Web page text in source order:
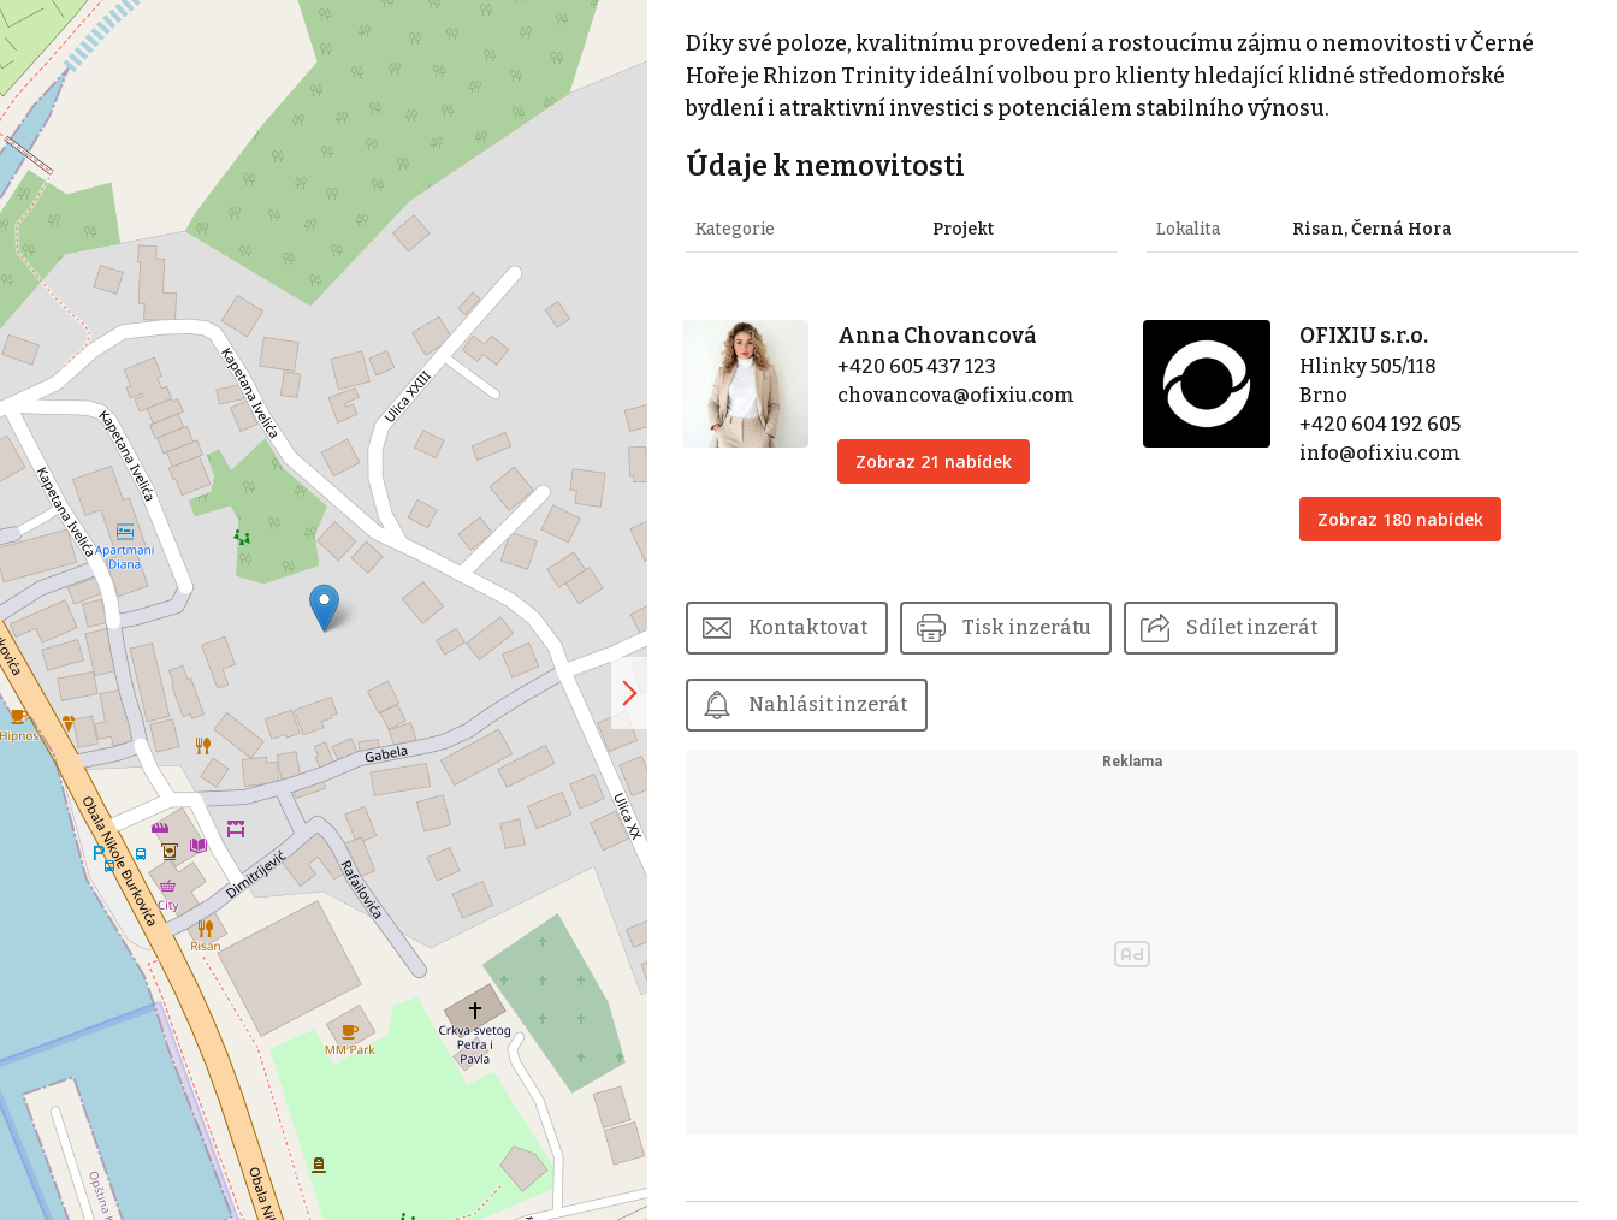
Díky své poloze, kvalitnímu provedení a rostoucímu zájmu o nemovitosti v Černé
Hoře je Rhizon Trinity ideální volbou pro klienty hledající klidné středomořské
bydlení i atraktivní investici s potenciálem stabilního výnosu.
Údaje k nemovitosti
Kategorie Projekt Lokalita Risan, Černá Hora
Anna Chovancová
+420 605 437 123
chovancova@ofixiu.com
Zobraz 21 nabídek
OFIXIU s.r.o.
Hlinky 505/118
Brno
+420 604 192 605
info@ofixiu.com
Zobraz 180 nabídek
Kontaktovat Tisk inzerátu Sdílet inzerát
Nahlásit inzerát